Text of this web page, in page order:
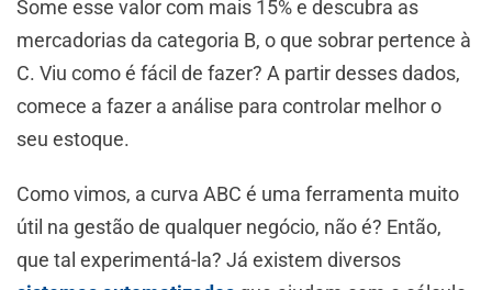
Some esse valor com mais 15% e descubra as
mercadorias da categoria B, o que sobrar pertence à
C. Viu como é fácil de fazer? A partir desses dados,
comece a fazer a análise para controlar melhor o
seu estoque.
Como vimos, a curva ABC é uma ferramenta muito
útil na gestão de qualquer negócio, não é? Então,
que tal experimentá-la? Já existem diversos